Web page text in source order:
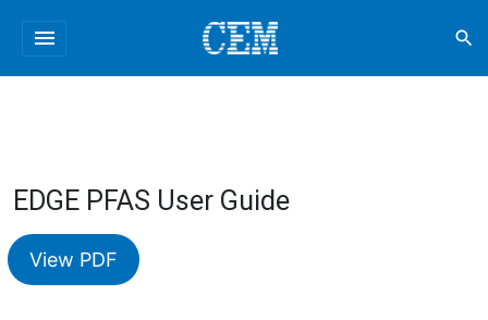
menu search
EDGE PFAS User Guide
View PDF